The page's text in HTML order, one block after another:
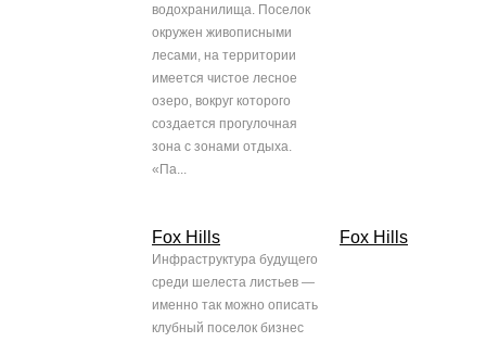
водохранилища. Поселок
окружен живописными
лесами, на территории
имеется чистое лесное
озеро, вокруг которого
создается прогулочная
зона с зонами отдыха.
«Па...
Fox Hills
Инфраструктура будущего
среди шелеста листьев —
именно так можно описать
клубный поселок бизнес
Fox Hills